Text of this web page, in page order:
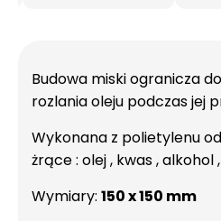
Budowa miski ogranicza
rozlania oleju podczas jej
Wykonana z polietylenu
żrące : olej , kwas , alkohol
Wymiary: 150 x 150 mm